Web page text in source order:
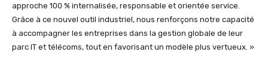
approche 100 % internalisée, responsable et orientée service.
Grâce à ce nouvel outil industriel, nous renforçons notre capacité
à accompagner les entreprises dans la gestion globale de leur
parc IT et télécoms, tout en favorisant un modèle plus vertueux. »